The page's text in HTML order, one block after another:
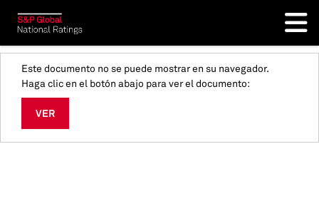
Este documento no se puede mostrar en su navegador.
Haga clic en el botón abajo para ver el documento:
VER